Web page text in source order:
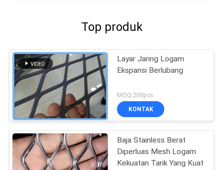
Top produk
Layar Jaring Logam
Ekspansi Berlubang
MOQ:200pcs
KONTAK
Baja Stainless Berat
Diperluas Mesh Logam
Kekuatan Tarik Yang Kuat